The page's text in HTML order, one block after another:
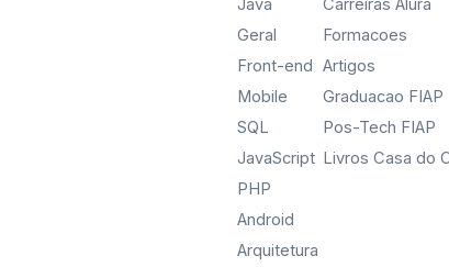
Java
Geral
Front-end
Mobile
SQL
JavaScript
PHP
Android
Arquitetura
Carreiras Alura
Formacoes
Artigos
Graduacao FIAP
Pos-Tech FIAP
Livros Casa do